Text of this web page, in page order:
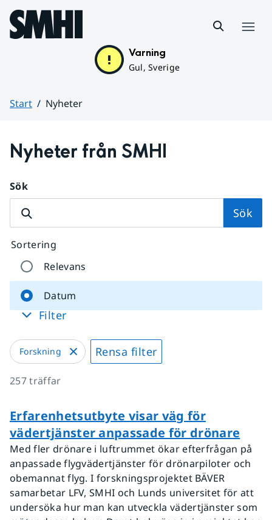
Hoppa till sidans innehåll
Varning
Gul, Sverige
Start
Nyheter
Nyheter från SMHI
Sök
Sök
Sortering
Relevans
Datum
Filter
Forskning Rensa filter
257träffar
Erfarenhetsutbyte visar väg för
vädertjänster anpassade för drönare
Med fler drönare i luftrummet ökar efterfrågan på
anpassade flygvädertjänster för drönarpiloter och
obemannat flyg. I forskningsprojektet BÄVER
samarbetar LFV, SMHI och Lunds universitet för att
undersöka hur man kan utveckla vädertjänster som